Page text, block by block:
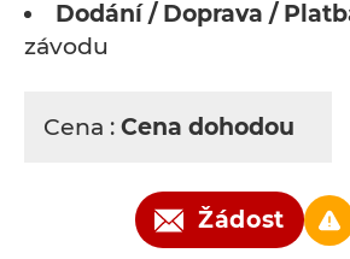
Dodání / Doprava /
závodu
Cena : Cena dohodou
Žádost